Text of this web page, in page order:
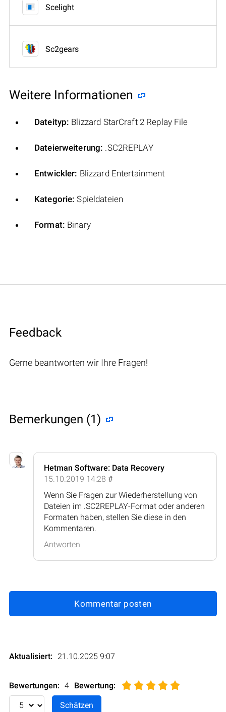
Scelight
Sc2gears
Weitere Informationen
Dateityp: Blizzard StarCraft 2 Replay File
Dateierweiterung: .SC2REPLAY
Entwickler: Blizzard Entertainment
Kategorie: Spieldateien
Format: Binary
Feedback
Gerne beantworten wir Ihre Fragen!
Bemerkungen (1)
Hetman Software: Data Recovery
15.10.2019 14:28 #
Wenn Sie Fragen zur Wiederherstellung von
Dateien im .SC2REPLAY-Format oder anderen
Formaten haben, stellen Sie diese in den
Kommentaren.
Antworten
Kommentar posten
Aktualisiert: 21.10.2025 9:07
Bewertungen: 4 Bewertung: